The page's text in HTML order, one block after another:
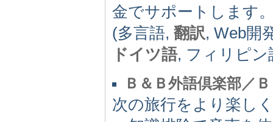
金でサポートします
(多言語, 翻訳, Web開
ドイツ語, フィリピ
Ｂ＆Ｂ外語倶楽部／
次の旅行をより楽し